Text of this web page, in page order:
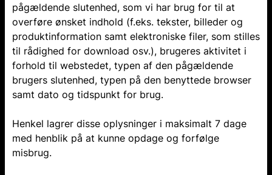
pågældende slutenhed, som vi har brug for til at
overføre ønsket indhold (f.eks. tekster, billeder og
produktinformation samt elektroniske filer, som stilles
til rådighed for download osv.), brugeres aktivitet i
forhold til webstedet, typen af den pågældende
brugers slutenhed, typen på den benyttede browser
samt dato og tidspunkt for brug.
Henkel lagrer disse oplysninger i maksimalt 7 dage
med henblik på at kunne opdage og forfølge
misbrug.